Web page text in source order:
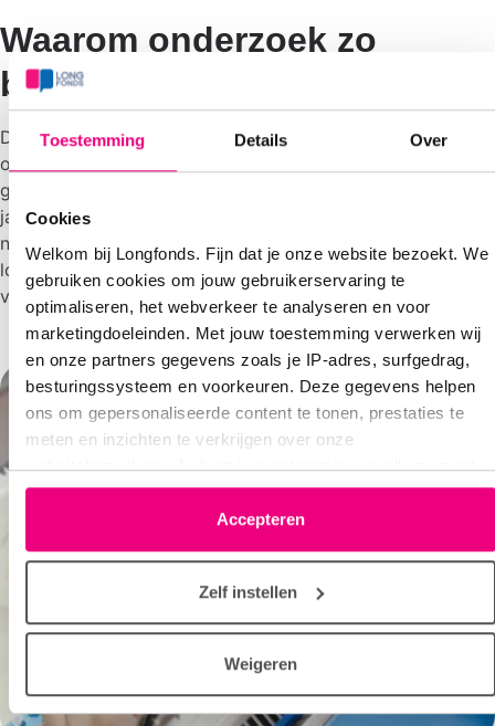
Toestemming Details Over
Cookies
Welkom bij Longfonds. Fijn dat je onze website bezoekt. We
gebruiken cookies om jouw gebruikerservaring te
optimaliseren, het webverkeer te analyseren en voor
marketingdoeleinden. Met jouw toestemming verwerken wij
en onze partners gegevens zoals je IP-adres, surfgedrag,
besturingssysteem en voorkeuren. Deze gegevens helpen
ons om gepersonaliseerde content te tonen, prestaties te
meten en inzichten te verkrijgen over onze
websitebezoekers. Je kunt je toestemming op elk moment
wijzigen of intrekken via het cookie-icoontje linksonder elke
pagina. De lijst met partners is te vinden in het tabblad
“details”.
Accepteren
Zelf instellen
Weigeren
Waarom onderzoek zo
belangrijk is
Doorwetenschappelijk onderzoek krijgen we meer kennis
over longziekten en wat we kunnen doen om ze te
genezen én te voorkomen. Daarom investeert Longfonds
jaarlijks miljoenen in onderzoek. We zorgen ervoor dat het
niet bij onderzoek blijft: we willen dat mensen met een
longziekte er zo snel mogelijk iets aan hebben. We gaan
voor echte oplossingen!